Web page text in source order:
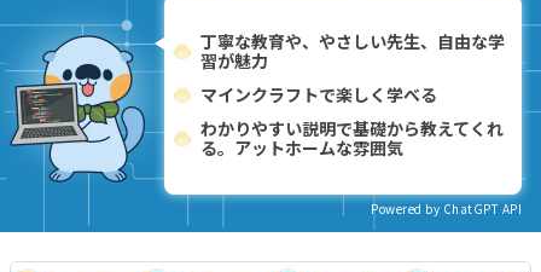
丁寧な教育や、やさしい先生、自由な学
習が魅力
マインクラフトで楽しく学べる
わかりやすい説明で基礎から教えてくれ
る。アットホームな雰囲気
Powered by ChatGPT API